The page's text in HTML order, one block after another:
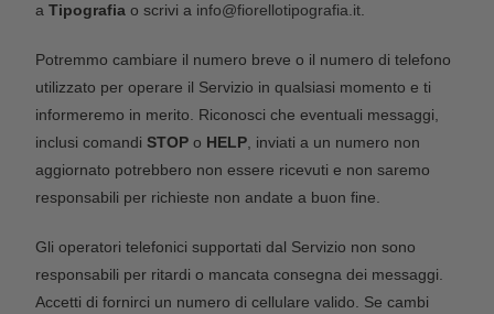
aTipografia o scrivi a info@fiorellotipografia.it
Potremmo cambiare il numero breve o il numero di telefono
utilizzato per operare il Servizio in qualsiasi momento e ti
informeremo in merito. Riconosci che eventuali messaggi,
inclusi comandiSTOP o HELP , inviati a un numero non
aggiornato potrebbero non essere ricevuti e non saremo
responsabili per richieste non andate a buon fine.
Gli operatori telefonici supportati dal Servizio non sono
responsabili per ritardi o mancata consegna dei messaggi.
Accetti di fornirci un numero di cellulare valido. Se cambi